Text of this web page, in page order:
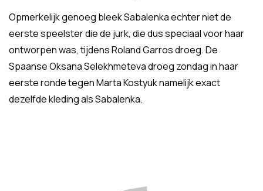
Opmerkelijk genoeg bleek Sabalenka echter niet de
eerste speelster die de jurk, die dus speciaal voor haar
ontworpen was, tijdens Roland Garros droeg. De
Spaanse Oksana Selekhmeteva droeg zondag in haar
eerste ronde tegen Marta Kostyuk namelijk exact
dezelfde kleding als Sabalenka.